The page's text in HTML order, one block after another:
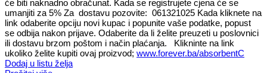
će biti naknadno obračunat. Kada se registrujete cjena će se
umanjiti za 5% Za dostavu pozovite: 061321025 Kada kliknete na
link odaberite opciju novi kupac i popunite vaše podatke, popust
se odbija nakon prijave. Odaberite da li želite preuzeti u poslovnici
ili dostavu brzom poštom i način plaćanja. Klikninte na link
ukoliko želite kupiti ovaj proizvod; www.forever.ba/absorbentC
Dodaj u listu želja